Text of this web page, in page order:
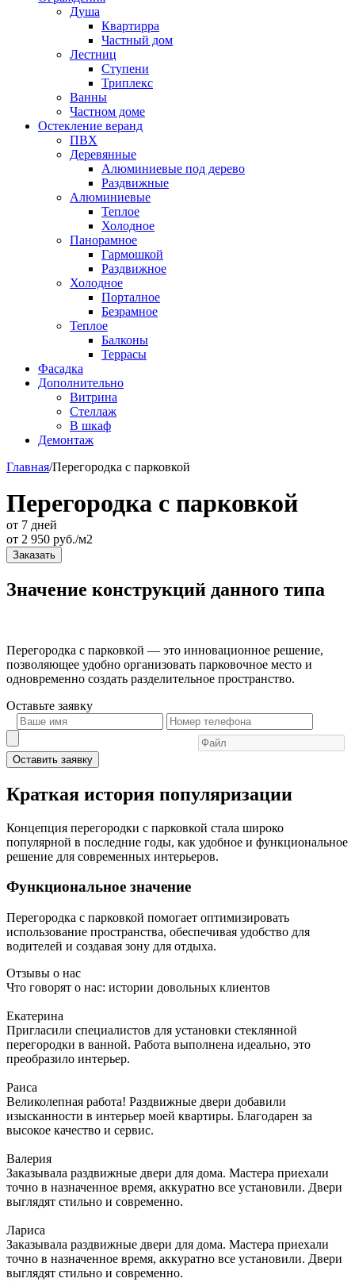
Душа
Квартирра
Частный дом
Лестниц
Ступени
Триплекс
Ванны
Частном доме
Остекление веранд
ПВХ
Деревянные
Алюминиевые под дерево
Раздвижные
Алюминиевые
Теплое
Холодное
Панорамное
Гармошкой
Раздвижное
Холодное
Порталное
Безрамное
Теплое
Балконы
Террасы
Фасадка
Дополнительно
Витрина
Стеллаж
В шкаф
Демонтаж
Главная/Перегородка с парковкой
Перегородка с парковкой
от 7 дней
от 2 950 руб./м2
Заказать
Значение конструкций данного типа
Перегородка с парковкой — это инновационное решение,
позволяющее удобно организовать парковочное место и
одновременно создать разделительное пространство.
Оставьте заявку
Оставить заявку
Краткая история популяризации
Концепция перегородки с парковкой стала широко
популярной в последние годы, как удобное и функциональное
решение для современных интерьеров.
Функциональное значение
Перегородка с парковкой помогает оптимизировать
использование пространства, обеспечивая удобство для
водителей и создавая зону для отдыха.
Отзывы о нас
Что говорят о нас: истории довольных клиентов
Екатерина
Пригласили специалистов для установки стеклянной
перегородки в ванной. Работа выполнена идеально, это
преобразило интерьер.
Раиса
Великолепная работа! Раздвижные двери добавили
изысканности в интерьер моей квартиры. Благодарен за
высокое качество и сервис.
Валерия
Заказывала раздвижные двери для дома. Мастера приехали
точно в назначенное время, аккуратно все установили. Двери
выглядят стильно и современно.
Лариса
Заказывала раздвижные двери для дома. Мастера приехали
точно в назначенное время, аккуратно все установили. Двери
выглядят стильно и современно.